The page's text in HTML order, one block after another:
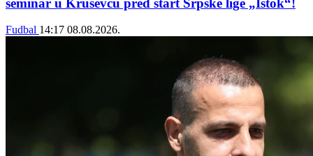
Fudbal 14:17 08.08.2026.